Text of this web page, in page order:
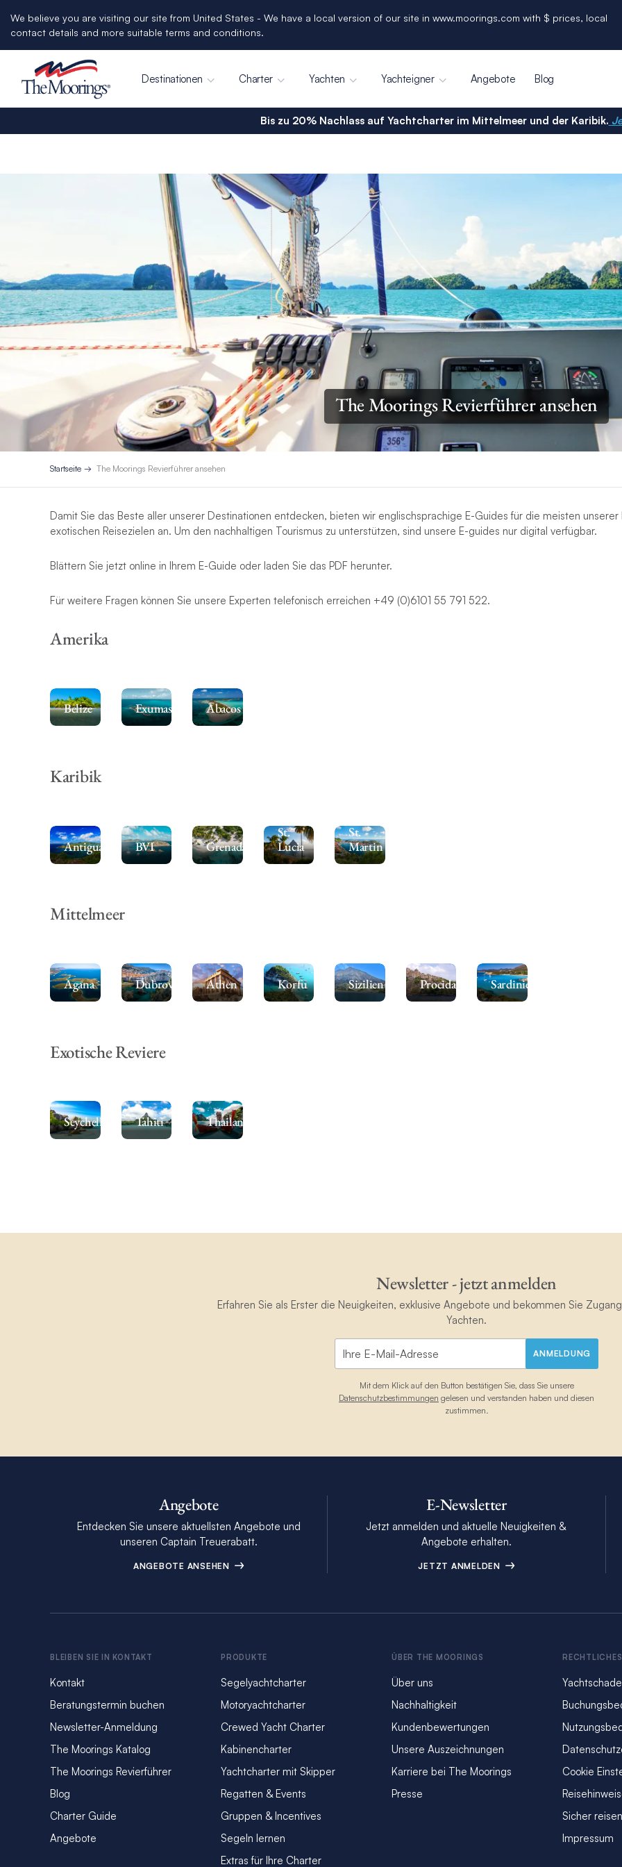
We believe you are visiting our site from United States - We have a local version of our site in www.moorings.com with $ prices, local
contact details and more suitable terms and conditions.
Destinationen Charter Yachten Yachteigner Angebote Blog
Bis zu 20% Nachlass auf Yachtcharter im Mittelmeer und der Karibik.
The Moorings Revierführer ansehen
Startseite The Moorings Revierführer ansehen
Damit Sie das Beste aller unserer Destinationen entdecken, bieten wir englischsprachige E-Guides für die meisten
exotischen Reisezielen an. Um den nachhaltigen Tourismus zu unterstützen, sind unsere E-guides nur digital verfügbar.
Blättern Sie jetzt online in Ihrem E-Guide oder laden Sie das PDF herunter.
Für weitere Fragen können Sie unsere Experten telefonisch erreichen +49 (0)6101 55 791 522.
Amerika
Belize Exumas Abacos
Karibik
Antigua BVI Grenada
St.
Lucia
St.
Martin
Mittelmeer
Agana Dubrovnik Athen Korfu Sizilien Procida Sardinien
Exotische Reviere
Seychellen Tahiti Thailand
Newsletter - jetzt anmelden
Erfahren Sie als Erster die Neuigkeiten, exklusive Angebote und bekommen Sie
Yachten.
ANMELDUNG
Mit dem Klick auf den Button bestätigen Sie, dass Sie unsere
Datenschutzbestimmungen gelesen und verstanden haben und diesen
zustimmen.
Angebote
Entdecken Sie unsere aktuellsten Angebote und
unseren Captain Treuerabatt.
ANGEBOTE ANSEHEN
E-Newsletter
Jetzt anmelden und aktuelle Neuigkeiten &
Angebote erhalten.
JETZT ANMELDEN
BLEIBEN SIE IN KONTAKT
Kontakt
Beratungstermin buchen
Newsletter-Anmeldung
The Moorings Katalog
The Moorings Revierführer
Blog
Charter Guide
Angebote
PRODUKTE
Segelyachtcharter
Motoryachtcharter
Crewed Yacht Charter
Kabinencharter
Yachtcharter mit Skipper
Regatten & Events
Gruppen & Incentives
Segeln lernen
Extras für Ihre Charter
ÜBER THE MOORINGS
Über uns
Nachhaltigkeit
Kundenbewertungen
Unsere Auszeichnungen
Karriere bei The Moorings
Presse
RECHTLICHES
Cookie
Sicher reisen
Impressum